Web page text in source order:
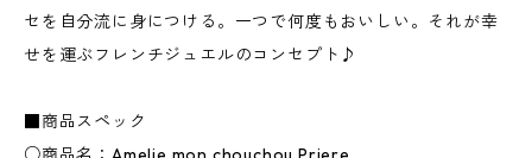
セを自分流に身につける。一つで何度もおいしい。それが幸
せを運ぶフレンチジュエルのコンセプト♪
■商品スペック